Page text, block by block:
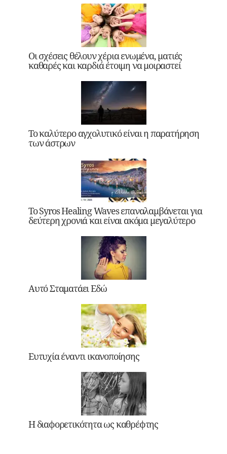
Οι σχέσεις θέλουν χέρια ενωμένα, ματιές
καθαρές και καρδιά έτοιμη να μοιραστεί
Το καλύτερο αγχολυτικό είναι η παρατήρηση
των άστρων
Το Syros Healing Waves επαναλαμβάνεται για
δεύτερη χρονιά και είναι ακόμα μεγαλύτερο
Αυτό Σταματάει Εδώ
Ευτυχία έναντι ικανοποίησης
Η διαφορετικότητα ως καθρέφτης